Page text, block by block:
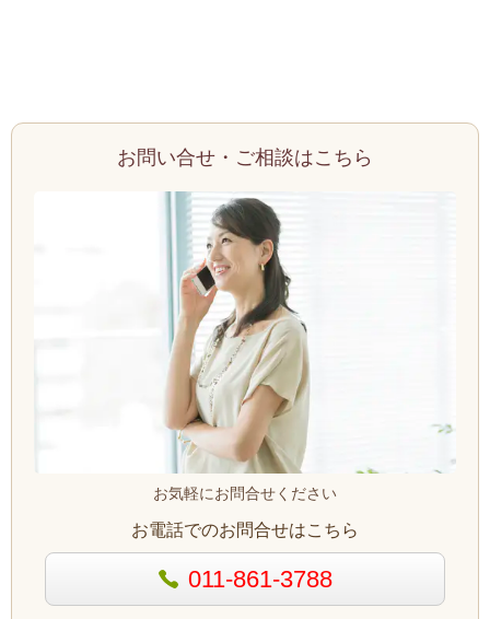
お問い合せ・ご相談はこちら
お気軽にお問合せください
お電話でのお問合せはこちら
011-861-3788